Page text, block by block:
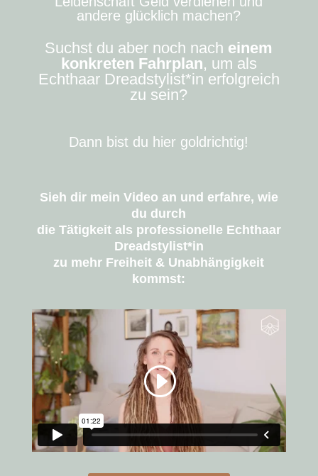
andere glücklich machen?
Suchst du aber noch nach einem
konkreten Fahrplan, um als
Echthaar Dreadstylist*in erfolgreich
zu sein?
Dann bist du hier goldrichtig!
Sieh dir mein Video an und erfahre, wie
du durch
die Tätigkeit als professionelle Echthaar
Dreadstylist*in
zu mehr Freiheit & Unabhängigkeit
kommst: